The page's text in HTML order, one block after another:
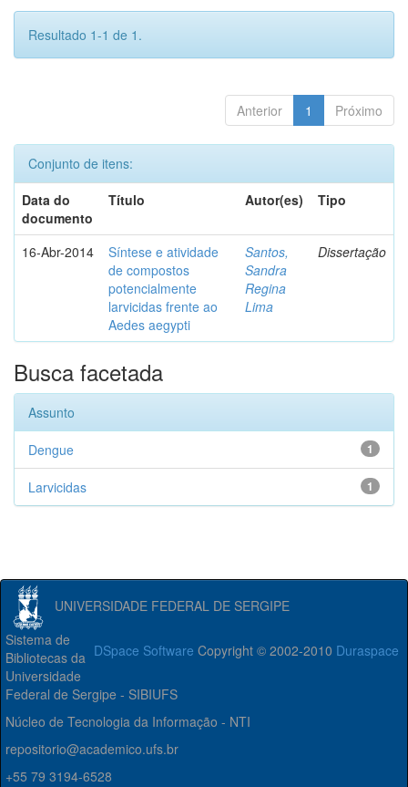
Resultado 1-1 de 1.
Anterior 1 Próximo
Conjunto de itens:
Data do
documento
Título Autor(es) Tipo
16-Abr-2014
Síntese e atividade
de compostos
potencialmente
larvicidas frente ao
Aedes aegypti
Santos,
Sandra
Regina
Lima
Dissertação
Busca facetada
Assunto
1
Dengue
1
Larvicidas
UNIVERSIDADE FEDERAL DE SERGIPE
DSpace Software Copyright © 2002-2010 Duraspace
Sistema de
Bibliotecas da
Universidade
Federal de Sergipe - SIBIUFS
Núcleo de Tecnologia da Informação - NTI
repositorio@academico.ufs.br
+55 79 3194-6528